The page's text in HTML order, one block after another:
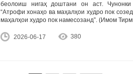
беолоиш нигаҳ доштани он аст.
“Атрофи хонаҳо ва маҳалҳои худро пок
маҳалҳои худро пок намесозанд”. (Имом
2026-06-17 380